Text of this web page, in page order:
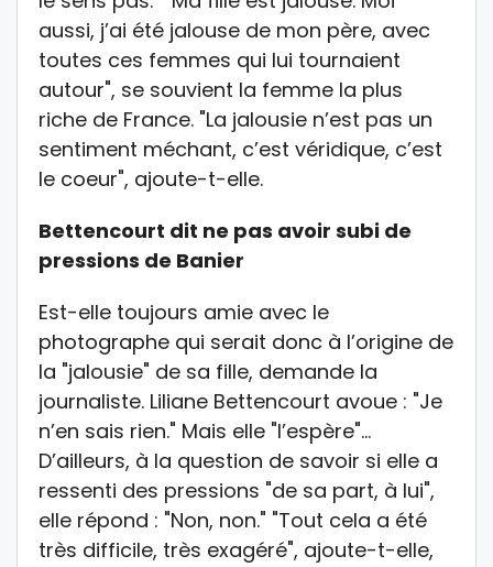
aussi, j’ai été jalouse de mon père, avec
toutes ces femmes qui lui tournaient
autour", se souvient la femme la plus
riche de France. "La jalousie n’est pas un
sentiment méchant, c’est véridique, c’est
le coeur", ajoute-t-elle.
Bettencourt dit ne pas avoir subi de
pressions de Banier
Est-elle toujours amie avec le
photographe qui serait donc à l’origine de
la "jalousie" de sa fille, demande la
journaliste. Liliane Bettencourt avoue : "Je
n’en sais rien." Mais elle "l’espère"…
D’ailleurs, à la question de savoir si elle a
ressenti des pressions "de sa part, à lui",
elle répond : "Non, non." "Tout cela a été
très difficile, très exagéré", ajoute-t-elle,